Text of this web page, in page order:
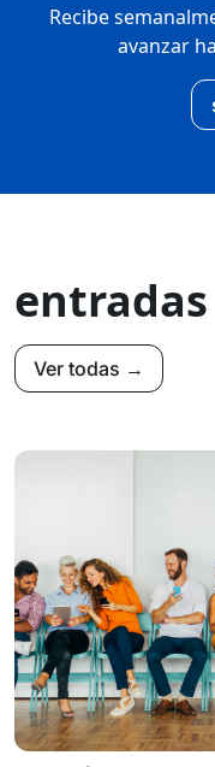
Recibe
avanzar
Ver todas →